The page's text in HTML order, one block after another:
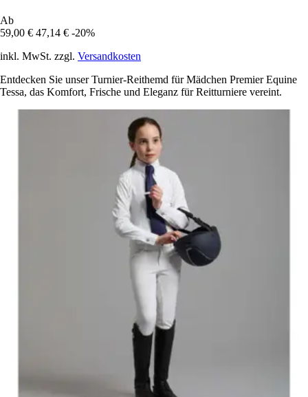
Ab
59,00 € 47,14 € -20%
inkl. MwSt. zzgl. Versandkosten
Entdecken Sie unser Turnier-Reithemd für Mädchen Premier Equine
Tessa, das Komfort, Frische und Eleganz für Reitturniere vereint.